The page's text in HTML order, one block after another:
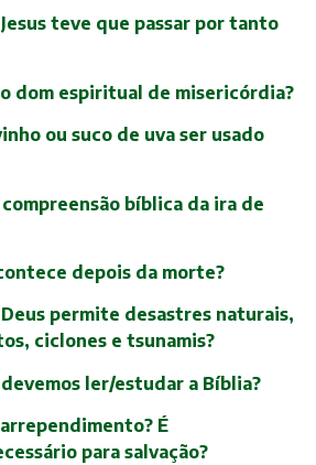
Jesus teve que passar por tanto
o dom espiritual de misericórdia?
ou suco de uva ser usado
compreensão bíblica da ira de
depois da morte?
Deus permite desastres naturais,
ciclones e tsunamis?
devemos ler/estudar a Bíblia?
arrependimento? É
para salvação?